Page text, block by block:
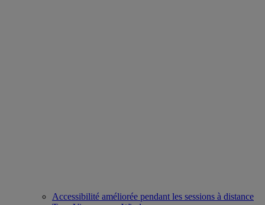
Accessibilité améliorée pendant les sessions à distance